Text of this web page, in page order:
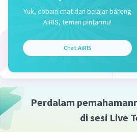
Yuk, cobain chat dan belajar bareng
AiRIS, teman pintarmu!
Chat AiRIS
Perdalam
di sesi Live